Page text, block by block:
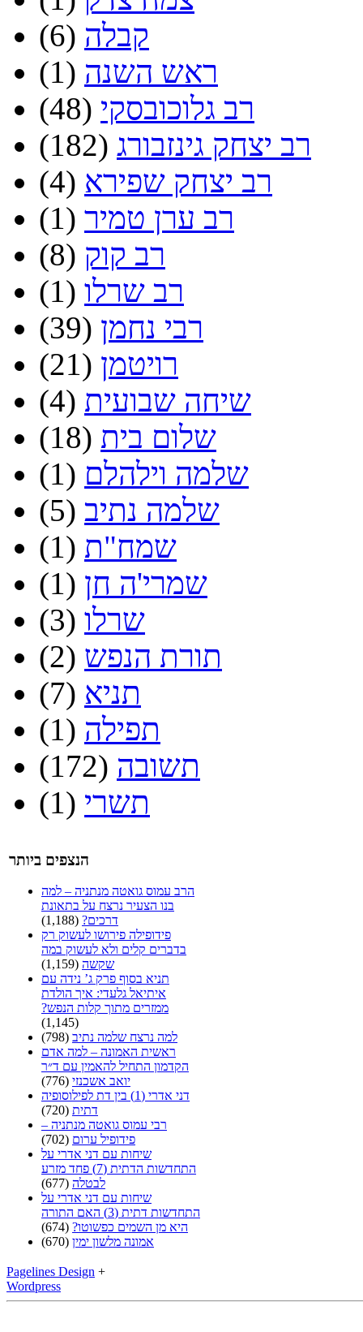
קבלה (6)
ראש השנה (1)
רב גלוכובסקי (48)
רב יצחק גינזבורג (182)
רב יצחק שפירא (4)
רב ערן טמיר (1)
רב קוק (8)
רב שרלו (1)
רבי נחמן (39)
רויטמן (21)
שיחה שבועית (4)
שלום בית (18)
שלמה וילהלם (1)
שלמה נתיב (5)
שמח"ת (1)
שמרי'ה חן (1)
שרלו (3)
תורת הנפש (2)
תניא (7)
תפילה (1)
תשובה (172)
תשרי (1)
הנצפים ביותר
הרב עמוס גואטה מנתניה – למה
בנו הצעיר נרצח על בתאונת
דרכים? (1,188)
פידופילה פירושו לעשוק רק
בדברים קלים ולא לעשוק במה
שקשה (1,159)
תניא בסוף פרק ג’ נידה עם
איתיאל גלעדי: איך הולדת
ממזרים מתוך קלות הנפש?
(1,145)
למה נרצח שלמה נתיב (798)
ראשית האמונה – למה אדם
הקדמון התחיל להאמין עם ד״ר
יואב אשכנזי (776)
דני אדרי (1) בין דת לפילוסופיה
דתית (720)
רבי עמוס גואטה מנתניה –
פידופיל ערום (702)
שיחות עם דני אדרי על
התחדשות הדתית (7) פחד מזרע
לבטלה (677)
שיחות עם דני אדרי על
התחדשות דתית (3) האם התורה
היא מן השמים כפשוטו? (674)
אמונה מלשון ימין (670)
Pagelines Design +
Wordpress